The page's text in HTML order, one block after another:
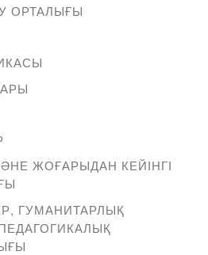
ОРТАЛЫҒЫ
ЖОҒАРЫДАН КЕЙІНГІ
ГУМАНИТАРЛЫҚ